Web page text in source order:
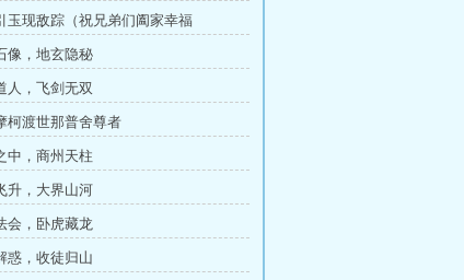
玉现敌踪（祝兄弟们阖家幸福
像，地玄隐秘
人，飞剑无双
柯渡世那普舍尊者
中，商州天柱
升，大界山河
会，卧虎藏龙
惑，收徒归山